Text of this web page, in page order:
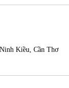
Kiều, Cần Thơ